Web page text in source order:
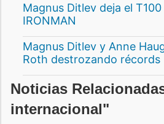
Magnus Ditlev deja el
IRONMAN
Magnus Ditlev y Anne
Roth destrozando récords
Noticias
internacional"